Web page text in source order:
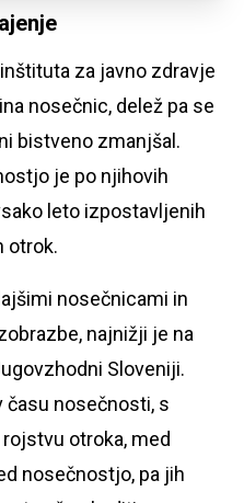
za javno zdravje
nosečnic, delež pa se
bistveno zmanjšal.
je po njihovih
leto izpostavljenih
otrok.
nosečnicami in
najnižji je na
Sloveniji.
času nosečnosti, s
otroka, med
nosečnostjo, pa jih